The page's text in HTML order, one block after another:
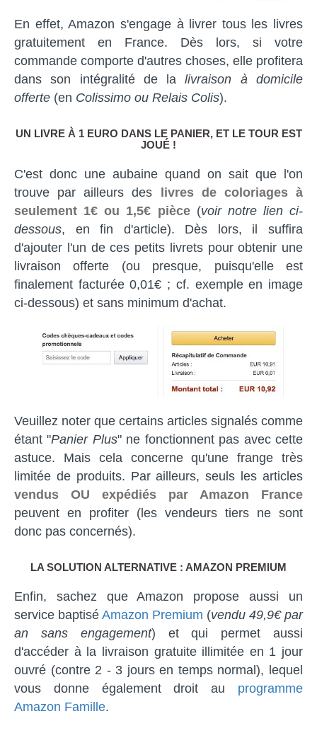
En effet, Amazon s'engage à livrer tous les livres
gratuitement en France. Dès lors, si votre
commande comporte d'autres choses, elle profitera
dans son intégralité de lalivraison à domicile
offerte (en Colissimo ou Relais Colis).
UN LIVRE À 1 EURO DANS LE PANIER, ET LE TOUR EST
JOUÉ !
C'est donc une aubaine quand on sait que l'on
trouve par ailleurs des
livres de coloriages à
seulement 1€ ou 1,5€ pièce(voir notre lien ci-
dessous, en fin d'article). Dès lors, il suffira
d'ajouter l'un de ces petits livrets pour obtenir une
livraison offerte (ou presque, puisqu'elle est
finalement facturée 0,01€ ; cf. exemple en image
ci-dessous) et sans minimum d'achat.
Veuillez noter que certains articles signalés comme
étant "Panier Plus" ne fonctionnent pas avec cette
astuce. Mais cela concerne qu'une frange très
limitée de produits. Par ailleurs, seuls les articles
vendus OU expédiés par Amazon France
peuvent en profiter (les vendeurs tiers ne sont
donc pas concernés).
LA SOLUTION ALTERNATIVE : AMAZON PREMIUM
Enfin, sachez que Amazon propose aussi un
service baptisé Amazon Premium (vendu 49,9€ par
an sans engagement) et qui permet aussi
d'accéder à la livraison gratuite illimitée en 1 jour
ouvré (contre 2 - 3 jours en temps normal), lequel
vous donne également droit au programme
Amazon Famille.